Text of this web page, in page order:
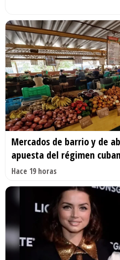
Mercados de barrio y de
apuesta del régimen
Hace 19 horas